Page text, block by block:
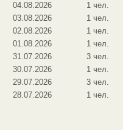
04.08.2026
1 чел.
03.08.2026
1 чел.
02.08.2026
1 чел.
01.08.2026
1 чел.
31.07.2026
3 чел.
30.07.2026
1 чел.
29.07.2026
3 чел.
28.07.2026
1 чел.